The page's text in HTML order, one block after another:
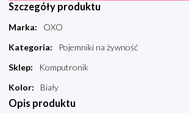
Szczegóły produktu
Marka:
OXO
Kategoria:
Pojemniki na żywność
Sklep:
Komputronik
Kolor: Biały
Opis produktu